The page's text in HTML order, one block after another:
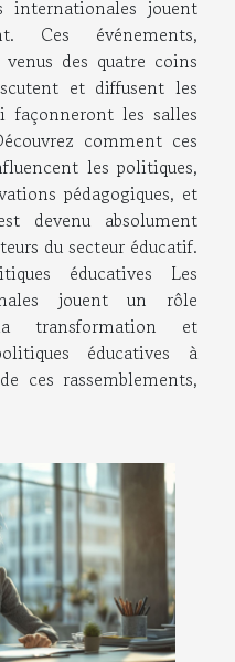
internationales jouent
Ces événements,
des quatre coins
et diffusent les
façonneront les salles
comment ces
les politiques,
pédagogiques, et
devenu absolument
du secteur éducatif.
éducatives Les
jouent un rôle
transformation et
éducatives à
ces rassemblements,